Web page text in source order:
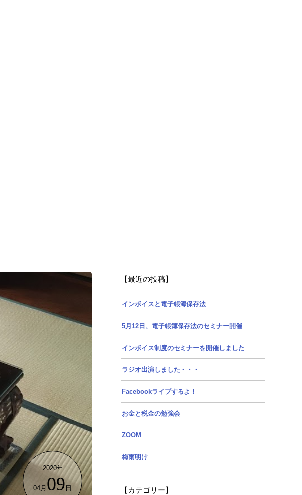
2020年
04月 09 日
【最近の投稿】
インボイスと電子帳簿保存法
5月12日、電子帳簿保存法のセミナー開催
インボイス制度のセミナーを開催しました
ラジオ出演しました・・・
Facebookライブするよ！
お金と税金の勉強会
ZOOM
梅雨明け
【カテゴリー】